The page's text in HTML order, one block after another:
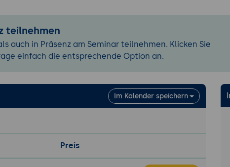
teilnehmen
auch in Präsenz am Seminar teilnehmen. Klicken Sie
einfach die entsprechende Option an.
Im Kalender speichern
Preis